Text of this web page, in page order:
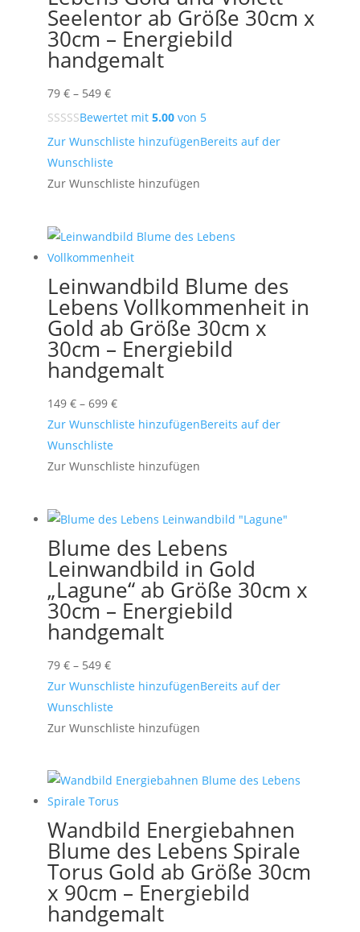
Seelentor ab Größe 30cm x
30cm – Energiebild
handgemalt
79 € – 549 €Preisspanne:
79 €
bis
Bewertet mit 5.00von 5
Zur Wunschliste hinzufügenBereits auf der
Wunschliste
Zur Wunschliste hinzufügen
Leinwandbild Blume des
Lebens Vollkommenheit in
Gold ab Größe 30cm x
30cm – Energiebild
handgemalt
149 € – 699 €Preisspanne:
149 €
699 €
Zur Wunschliste hinzufügenBereits auf der
Wunschliste
Zur Wunschliste hinzufügen
Blume des Lebens
Leinwandbild in Gold
„Lagune“ ab Größe 30cm x
30cm – Energiebild
handgemalt
79 € – 549 €Preisspanne:
79 €
bis
549 €
Zur Wunschliste hinzufügenBereits auf der
Wunschliste
Zur Wunschliste hinzufügen
Wandbild Energiebahnen
Blume des Lebens Spirale
Torus Gold ab Größe 30cm
x 90cm – Energiebild
handgemalt